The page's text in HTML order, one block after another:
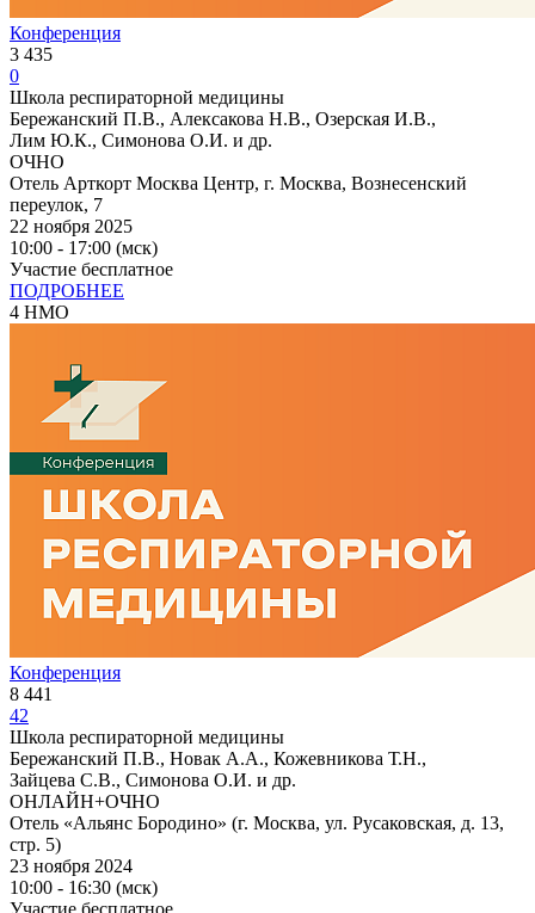
Конференция
3 435
0
Школа респираторной медицины
Бережанский П.В., Алексакова Н.В., Озерская И.В.,
Лим Ю.К., Симонова О.И. и др.
ОЧНО
Отель Арткорт Москва Центр, г. Москва, Вознесенский
переулок, 7
22 ноября 2025
10:00 - 17:00 (мск)
Участие бесплатное
ПОДРОБНЕЕ
4 НМО
Конференция
8 441
42
Школа респираторной медицины
Бережанский П.В., Новак А.А., Кожевникова Т.Н.,
Зайцева С.В., Симонова О.И. и др.
ОНЛАЙН+ОЧНО
Отель «Альянс Бородино» (г. Москва, ул. Русаковская, д. 13,
стр. 5)
23 ноября 2024
10:00 - 16:30 (мск)
Участие бесплатное